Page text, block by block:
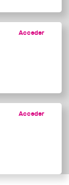
Acceder
Acceder